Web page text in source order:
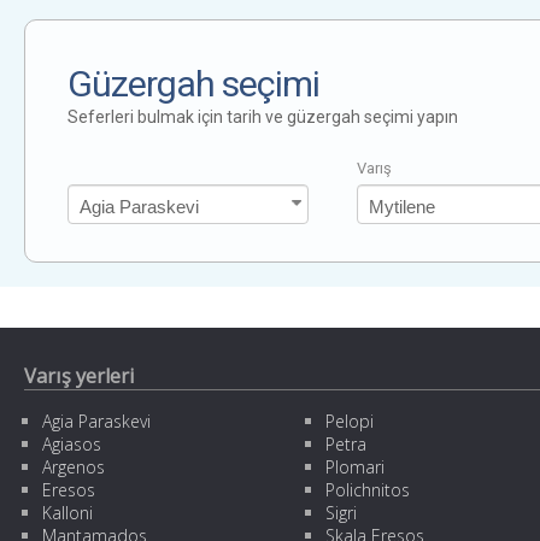
Güzergah seçimi
Seferleri bulmak için tarih ve güzergah seçimi yapın
Varış
Varış yerleri
Agia Paraskevi
Agiasos
Argenos
Eresos
Kalloni
Mantamados
Pelopi
Petra
Plomari
Polichnitos
Sigri
Skala Eresos